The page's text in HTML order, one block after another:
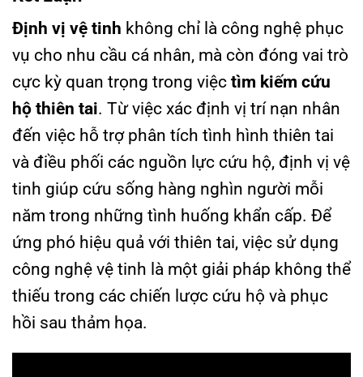
Định vị vệ tinh không chỉ là công nghệ phục
vụ cho nhu cầu cá nhân, mà còn đóng vai trò
cực kỳ quan trọng trong việc tìm kiếm cứu
hộ thiên tai. Từ việc xác định vị trí nạn nhân
đến việc hỗ trợ phân tích tình hình thiên tai
và điều phối các nguồn lực cứu hộ, định vị vệ
tinh giúp cứu sống hàng nghìn người mỗi
năm trong những tình huống khẩn cấp. Để
ứng phó hiệu quả với thiên tai, việc sử dụng
công nghệ vệ tinh là một giải pháp không thể
thiếu trong các chiến lược cứu hộ và phục
hồi sau thảm họa.